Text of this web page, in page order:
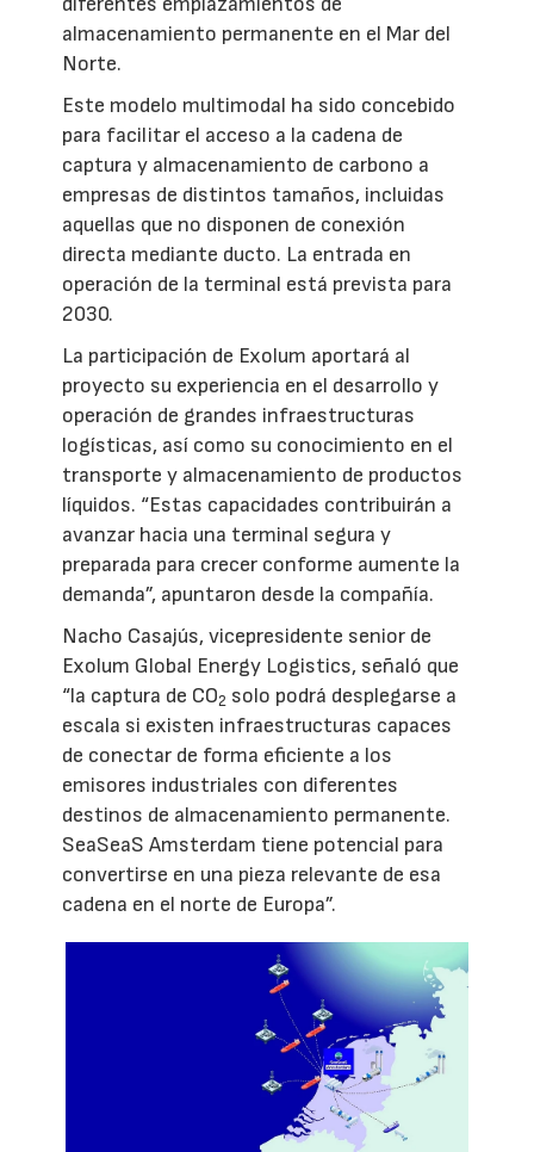
almacenamiento permanente en el Mar del
Norte.
Este modelo multimodal ha sido concebido
para facilitar el acceso a la cadena de
captura y almacenamiento de carbono a
empresas de distintos tamaños, incluidas
aquellas que no disponen de conexión
directa mediante ducto. La entrada en
operación de la terminal está prevista para
2030.
La participación de Exolum aportará al
proyecto su experiencia en el desarrollo y
operación de grandes infraestructuras
logísticas, así como su conocimiento en el
transporte y almacenamiento de productos
líquidos. “Estas capacidades contribuirán a
avanzar hacia una terminal segura y
preparada para crecer conforme aumente la
demanda”, apuntaron desde la compañía.
Nacho Casajús, vicepresidente senior de
Exolum Global Energy Logistics, señaló que
“la captura de CO2 solo podrá desplegarse a
escala si existen infraestructuras capaces
de conectar de forma eficiente a los
emisores industriales con diferentes
destinos de almacenamiento permanente.
SeaSeaS Amsterdam tiene potencial para
convertirse en una pieza relevante de esa
cadena en el norte de Europa”.